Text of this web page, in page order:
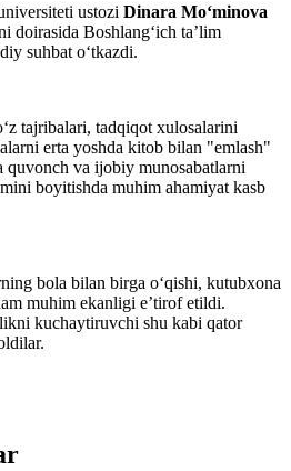
ustozi Dinara Mo‘minova
doirasida Boshlang‘ich taʼlim
suhbat o‘tkazdi.
tajribalari, tadqiqot xulosalarini
erta yoshda kitob bilan "emlash"
va ijobiy munosabatlarni
boyitishda muhim ahamiyat kasb
bola bilan birga o‘qishi, kutubxona
muhim ekanligi eʼtirof etildi.
kuchaytiruvchi shu kabi qator